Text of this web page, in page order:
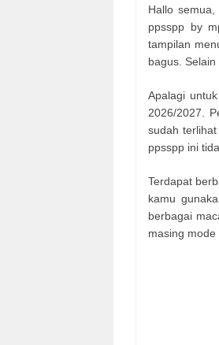
Hallo
ppsspp by
tampilan
bagus.
Apalagi
2026/2027.
sudah
ppsspp ini
Terdapat
kamu
berbagai
masing